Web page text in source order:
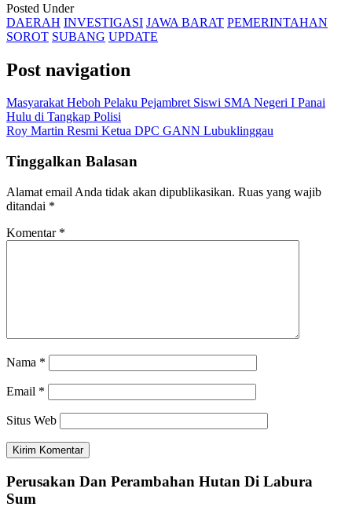
Posted Under
DAERAH INVESTIGASI JAWA BARAT PEMERINTAHAN
SOROT SUBANG UPDATE
Post navigation
Masyarakat Heboh Pelaku Pejambret Siswi SMA Negeri I Panai
Hulu di Tangkap Polisi
Roy Martin Resmi Ketua DPC GANN Lubuklinggau
Tinggalkan Balasan
Alamat email Anda tidak akan dipublikasikan. Ruas yang wajib
ditandai *
Komentar *
Nama *
Email *
Situs Web
Perusakan Dan Perambahan Hutan Di Labura
Sum